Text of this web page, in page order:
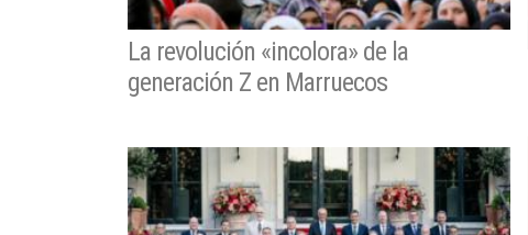
La revolución «incolora» de la
generación Z en Marruecos